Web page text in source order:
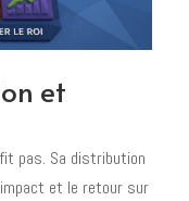
et
pas. Sa distribution
et le retour sur